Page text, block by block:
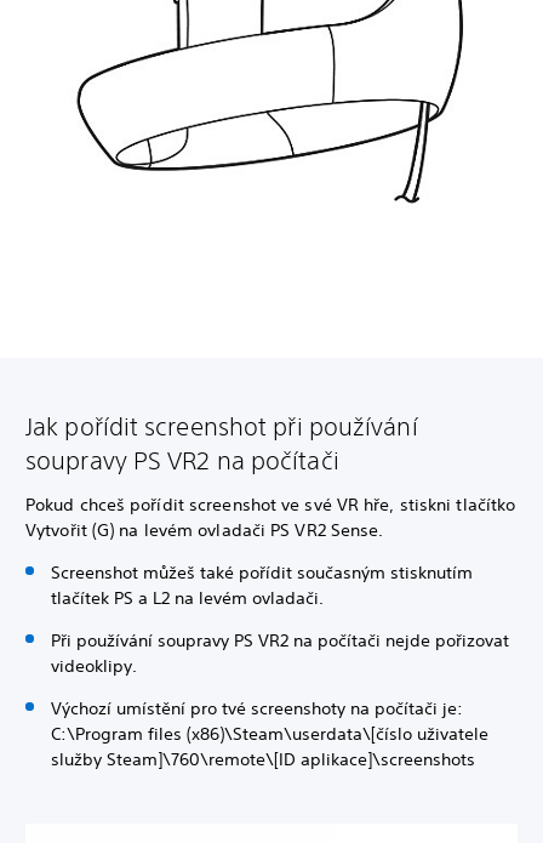
Jak pořídit screenshot při používání
soupravy PS VR2 na počítači
Pokud chceš pořídit screenshot ve své VR hře, stiskni tlačítko
Vytvořit (G) na levém ovladači PS VR2 Sense.
Screenshot můžeš také pořídit současným stisknutím
tlačítek PS a L2 na levém ovladači.
Při používání soupravy PS VR2 na počítači nejde pořizovat
videoklipy.
Výchozí umístění pro tvé screenshoty na počítači je:
C:\Program files (x86)\Steam\userdata\[číslo uživatele
služby Steam]\760\remote\[ID aplikace]\screenshots